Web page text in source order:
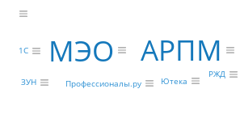
МЭО АРПМ
1С
ЗУН Профессионалы.ру Ютека
РЖД